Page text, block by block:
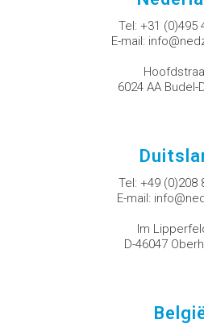
Tel: +31 (0)495
E-mail:
6024 AA Budel-
Tel: +49 (0)208
E-mail:
Im
D-46047